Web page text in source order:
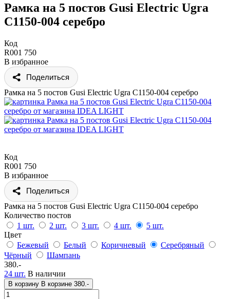
Рамка на 5 постов Gusi Electric Ugra
С1150-004 серебро
Код
R001 750
В избранное
Поделиться
Рамка на 5 постов Gusi Electric Ugra С1150-004 серебро
Код
R001 750
В избранное
Поделиться
Рамка на 5 постов Gusi Electric Ugra С1150-004 серебро
Количество постов
1 шт.
2 шт. 3 шт. 4 шт.
5 шт.
Цвет
Бежевый
Белый Коричневый
Серебряный
Чёрный
Шампань
380.-
24 шт. В наличии
В корзину В корзине 380.-